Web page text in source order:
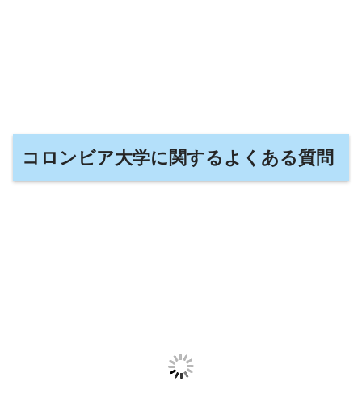
コロンビア大学に関するよくある質問